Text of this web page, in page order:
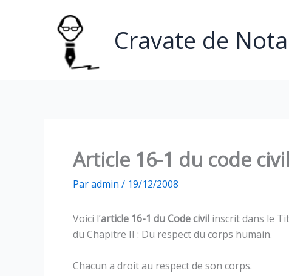
Cravate de
Article 16-1 du code civil
Paradmin / 19/12/2008
Voici l’article 16-1 du Code civil inscrit dans le
du Chapitre II : Du respect du corps humain.
Chacun a droit au respect de son corps.